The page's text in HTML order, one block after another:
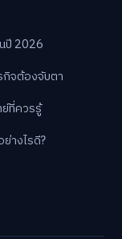
ปี 2026
กิจต้องจับตา
ที่ควรรู้
างไรดี?